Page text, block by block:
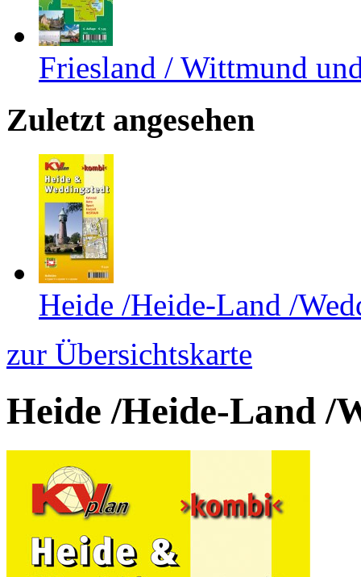
Friesland / Wittmund
Zuletzt angesehen
Heide /Heide-Land /
zur Übersichtskarte
Heide /Heide-Land /